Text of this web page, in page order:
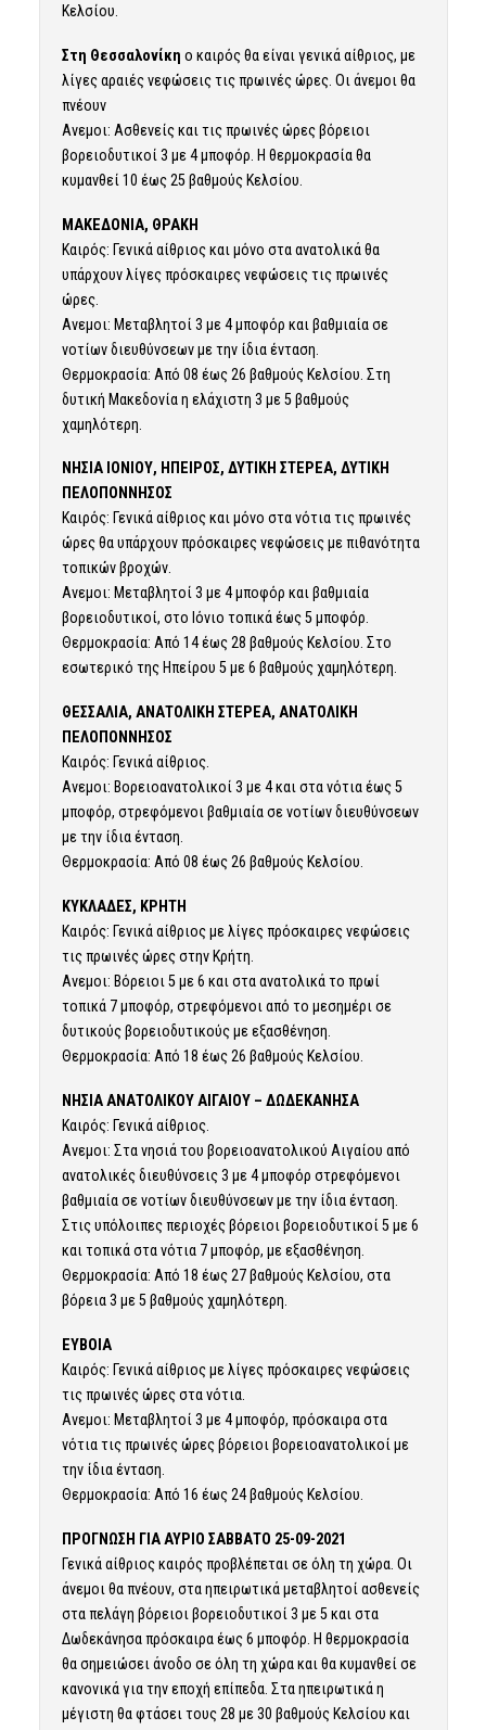
Κελσίου.
Στη Θεσσαλονίκη ο καιρός θα είναι γενικά αίθριος, με
λίγες αραιές νεφώσεις τις πρωινές ώρες. Οι άνεμοι θα
πνέουν
Ανεμοι: Ασθενείς και τις πρωινές ώρες βόρειοι
βορειοδυτικοί 3 με 4 μποφόρ. Η θερμοκρασία θα
κυμανθεί 10 έως 25 βαθμούς Κελσίου.
ΜΑΚΕΔΟΝΙΑ, ΘΡΑΚΗ
Καιρός: Γενικά αίθριος και μόνο στα ανατολικά θα
υπάρχουν λίγες πρόσκαιρες νεφώσεις τις πρωινές
ώρες.
Ανεμοι: Μεταβλητοί 3 με 4 μποφόρ και βαθμιαία σε
νοτίων διευθύνσεων με την ίδια ένταση.
Θερμοκρασία: Από 08 έως 26 βαθμούς Κελσίου. Στη
δυτική Μακεδονία η ελάχιστη 3 με 5 βαθμούς
χαμηλότερη.
ΝΗΣΙΑ ΙΟΝΙΟΥ, ΗΠΕΙΡΟΣ, ΔΥΤΙΚΗ ΣΤΕΡΕΑ, ΔΥΤΙΚΗ
ΠΕΛΟΠΟΝΝΗΣΟΣ
Καιρός: Γενικά αίθριος και μόνο στα νότια τις πρωινές
ώρες θα υπάρχουν πρόσκαιρες νεφώσεις με πιθανότητα
τοπικών βροχών.
Ανεμοι: Μεταβλητοί 3 με 4 μποφόρ και βαθμιαία
βορειοδυτικοί, στο Ιόνιο τοπικά έως 5 μποφόρ.
Θερμοκρασία: Από 14 έως 28 βαθμούς Κελσίου. Στο
εσωτερικό της Ηπείρου 5 με 6 βαθμούς χαμηλότερη.
ΘΕΣΣΑΛΙΑ, ΑΝΑΤΟΛΙΚΗ ΣΤΕΡΕΑ, ΑΝΑΤΟΛΙΚΗ
ΠΕΛΟΠΟΝΝΗΣΟΣ
Καιρός: Γενικά αίθριος.
Ανεμοι: Βορειοανατολικοί 3 με 4 και στα νότια έως 5
μποφόρ, στρεφόμενοι βαθμιαία σε νοτίων διευθύνσεων
με την ίδια ένταση.
Θερμοκρασία: Από 08 έως 26 βαθμούς Κελσίου.
ΚΥΚΛΑΔΕΣ, ΚΡΗΤΗ
Καιρός: Γενικά αίθριος με λίγες πρόσκαιρες νεφώσεις
τις πρωινές ώρες στην Κρήτη.
Ανεμοι: Βόρειοι 5 με 6 και στα ανατολικά το πρωί
τοπικά 7 μποφόρ, στρεφόμενοι από το μεσημέρι σε
δυτικούς βορειοδυτικούς με εξασθένηση.
Θερμοκρασία: Από 18 έως 26 βαθμούς Κελσίου.
ΝΗΣΙΑ ΑΝΑΤΟΛΙΚΟΥ ΑΙΓΑΙΟΥ – ΔΩΔΕΚΑΝΗΣΑ
Καιρός: Γενικά αίθριος.
Ανεμοι: Στα νησιά του βορειοανατολικού Αιγαίου από
ανατολικές διευθύνσεις 3 με 4 μποφόρ στρεφόμενοι
βαθμιαία σε νοτίων διευθύνσεων με την ίδια ένταση.
Στις υπόλοιπες περιοχές βόρειοι βορειοδυτικοί 5 με 6
και τοπικά στα νότια 7 μποφόρ, με εξασθένηση.
Θερμοκρασία: Από 18 έως 27 βαθμούς Κελσίου, στα
βόρεια 3 με 5 βαθμούς χαμηλότερη.
ΕΥΒΟΙΑ
Καιρός: Γενικά αίθριος με λίγες πρόσκαιρες νεφώσεις
τις πρωινές ώρες στα νότια.
Ανεμοι: Μεταβλητοί 3 με 4 μποφόρ, πρόσκαιρα στα
νότια τις πρωινές ώρες βόρειοι βορειοανατολικοί με
την ίδια ένταση.
Θερμοκρασία: Από 16 έως 24 βαθμούς Κελσίου.
ΠΡΟΓΝΩΣΗ ΓΙΑ ΑΥΡΙΟ ΣΑΒΒΑΤΟ 25-09-2021
Γενικά αίθριος καιρός προβλέπεται σε όλη τη χώρα. Οι
άνεμοι θα πνέουν, στα ηπειρωτικά μεταβλητοί ασθενείς
στα πελάγη βόρειοι βορειοδυτικοί 3 με 5 και στα
Δωδεκάνησα πρόσκαιρα έως 6 μποφόρ. Η θερμοκρασία
θα σημειώσει άνοδο σε όλη τη χώρα και θα κυμανθεί σε
κανονικά για την εποχή επίπεδα. Στα ηπειρωτικά η
μέγιστη θα φτάσει τους 28 με 30 βαθμούς Κελσίου και